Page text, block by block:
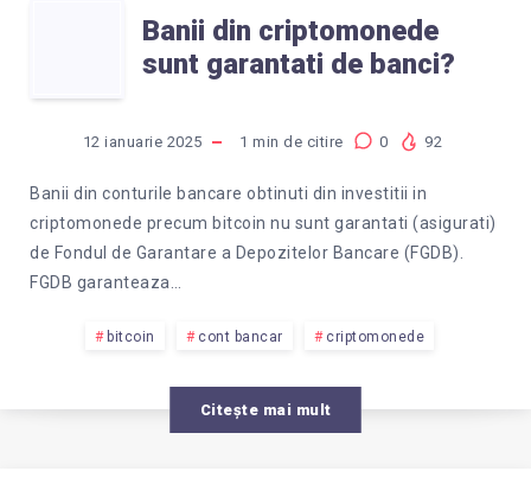
BANII
DIN
CRIPTOMONEDE
SUNT
GARANTATI
DE
BANCI?
Banii din criptomonede
sunt garantati de banci?
12 ianuarie 2025 1 min de citire 0 92
Banii din conturile bancare obtinuti din investitii in
criptomonede precum bitcoin nu sunt garantati (asigurati)
de Fondul de Garantare a Depozitelor Bancare (FGDB).
FGDB garanteaza…
bitcoin cont bancar criptomonede
Citește mai mult